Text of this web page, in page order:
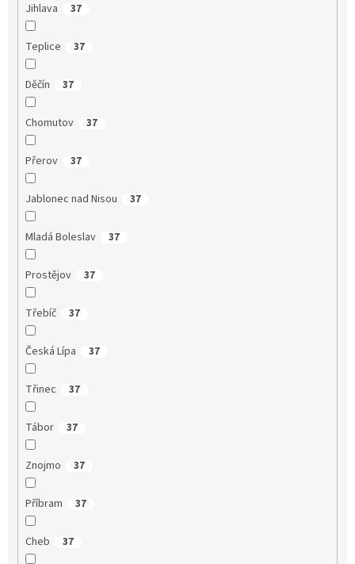
Jihlava 37
Teplice 37
Děčín 37
Chomutov 37
Přerov 37
Jablonec nad Nisou 37
Mladá Boleslav 37
Prostějov 37
Třebíč 37
Česká Lípa 37
Třinec 37
Tábor 37
Znojmo 37
Příbram 37
Cheb 37